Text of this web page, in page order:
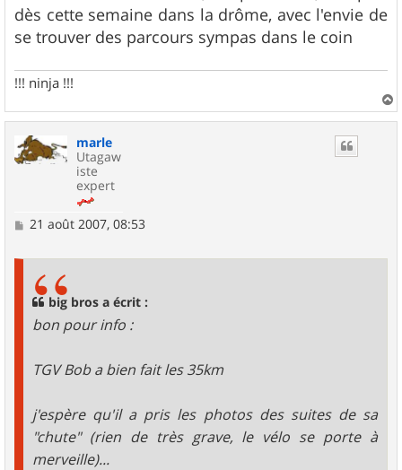
dès cette semaine dans la drôme, avec l'envie de
se trouver des parcours sympas dans le coin
!!! ninja !!!
a
marle
Utagaw
iste
expert
M
21 août 2007, 08:53
big bros a écrit :
bon pour info :
TGV Bob a bien fait les 35km
j'espère qu'il a pris les photos des suites de sa
"chute" (rien de très grave, le vélo se porte à
merveille)...